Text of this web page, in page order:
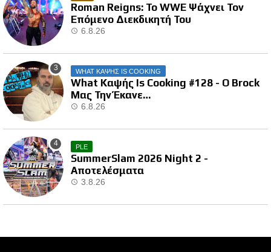
Roman Reigns: Το WWE Ψάχνει Τον
Επόμενο Διεκδικητή Του
6.8.26
WHAT ΚΑΨΗΣ IS COOKING
What Καψής Is Cooking #128 - Ο Brock
Μας Την Έκανε…
6.8.26
PLE
SummerSlam 2026 Night 2 -
Αποτελέσματα
3.8.26